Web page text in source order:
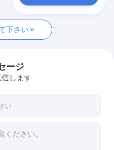
Vape
Vape
Vape
下さい
ージ
します